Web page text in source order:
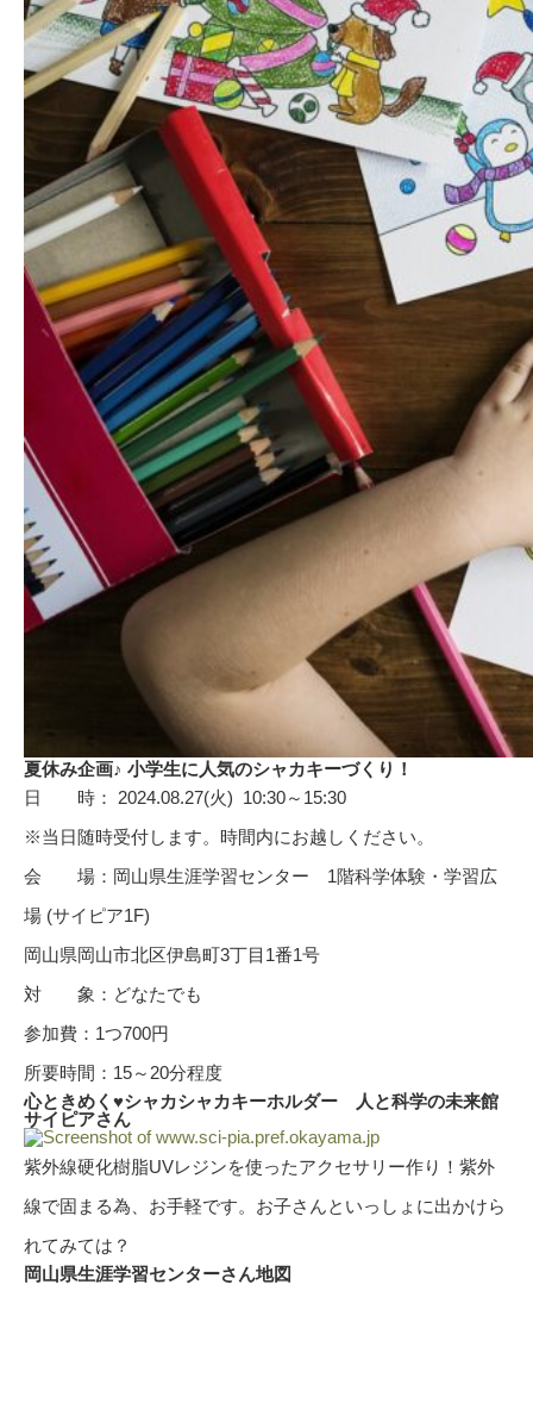
夏休み企画♪ 小学生に人気のシャカキーづくり！
日 時： 2024.08.27(火) 10:30～15:30
※当日随時受付します。時間内にお越しください。
会 場：岡山県生涯学習センター 1階科学体験・学習広
場 (サイピア1F)
岡山県岡山市北区伊島町3丁目1番1号
対 象：どなたでも
参加費：1つ700円
所要時間：15～20分程度
心ときめく♥シャカシャカキーホルダー 人と科学の未来館
サイピアさん
紫外線硬化樹脂UVレジンを使ったアクセサリー作り！紫外
線で固まる為、お手軽です。お子さんといっしょに出かけら
れてみては？
岡山県生涯学習センターさん地図